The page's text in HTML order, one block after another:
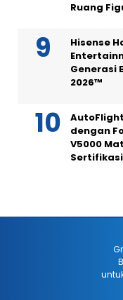
Ruang
Hisense
Generasi
2026™
dengan
V5000